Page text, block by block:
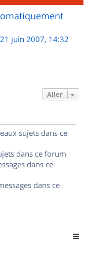
21 juin 2007, 14:32
Aller
sujets dans ce
dans ce forum
dans ce
dans ce